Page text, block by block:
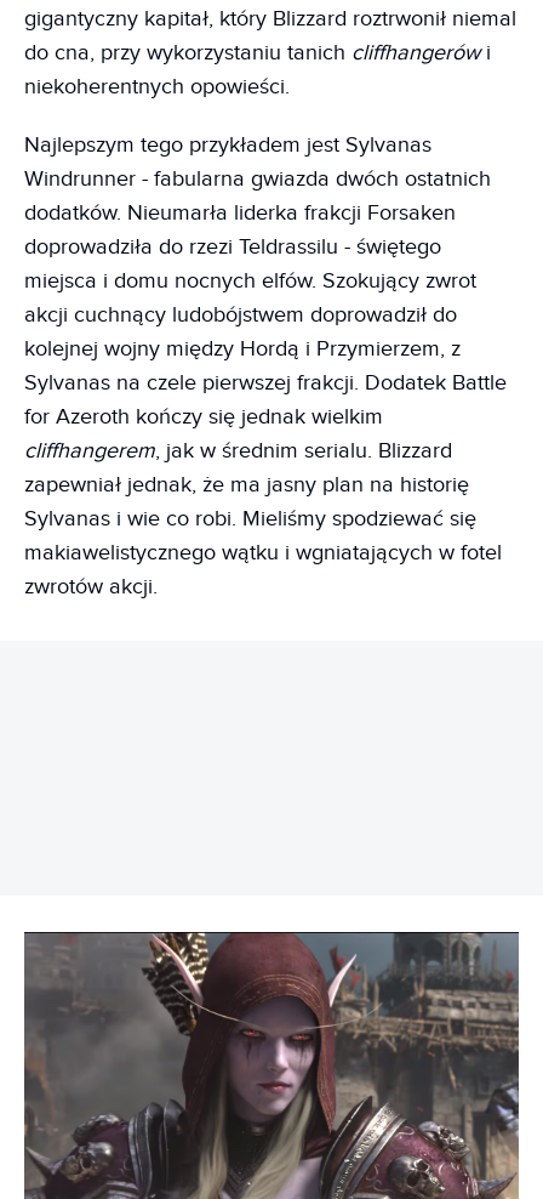
gigantyczny kapitał, który Blizzard roztrwonił niemal
do cna, przy wykorzystaniu tanich cliffhangerówi
niekoherentnych opowieści.
Najlepszym tego przykładem jest Sylvanas
Windrunner - fabularna gwiazda dwóch ostatnich
dodatków. Nieumarła liderka frakcji Forsaken
doprowadziła do rzezi Teldrassilu - świętego
miejsca i domu nocnych elfów. Szokujący zwrot
akcji cuchnący ludobójstwem doprowadził do
kolejnej wojny między Hordą i Przymierzem, z
Sylvanas na czele pierwszej frakcji. Dodatek Battle
for Azeroth kończy się jednak wielkim
cliffhangerem, jak w średnim serialu. Blizzard
zapewniał jednak, że ma jasny plan na historię
Sylvanas i wie co robi. Mieliśmy spodziewać się
makiawelistycznego wątku i wgniatających w fotel
zwrotów akcji.